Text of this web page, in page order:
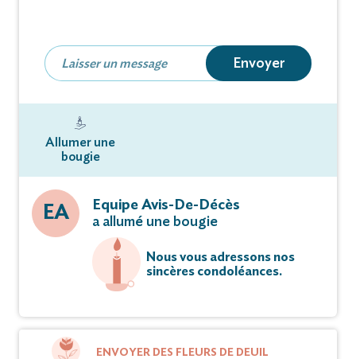
Envoyer
Allumer une
bougie
EA
Equipe Avis-De-Décès
a allumé une bougie
Nous vous adressons nos
sincères condoléances.
ENVOYER DES FLEURS DE DEUIL